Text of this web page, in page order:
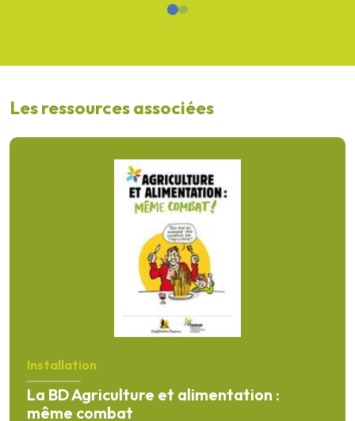
Les ressources associées
Installation
La BD Agriculture et alimentation :
même combat